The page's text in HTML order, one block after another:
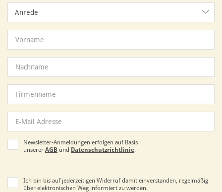
Anrede
Newsletter-Anmeldungen erfolgen auf Basis
unserer AGB und Datenschutzrichtlinie.
Ich bin bis auf jederzeitigen Widerruf damit einverstanden, regelmäßig
über elektronischen Weg informiert zu werden.